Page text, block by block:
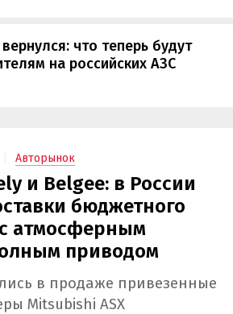
что теперь будут
на российских АЗС
Авторынок
и Belgee: в России
бюджетного
атмосферным
приводом
в продаже привезенные
Mitsubishi ASX